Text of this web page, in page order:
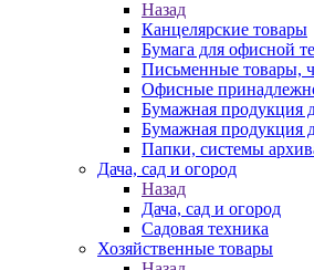
Назад
Канцелярские товары
Бумага для офисной
Письменные товары,
Офисные
Бумажная продукция
Бумажная продукция
Папки, системы
Дача, сад и огород
Назад
Дача, сад и огород
Садовая техника
Хозяйственные товары